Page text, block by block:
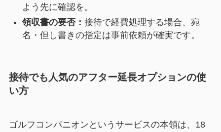
よう先に確認を。
領収書の要否： 接待で経費処理する場合、宛
名・但し書きの指定は事前依頼が確実です。
接待でも人気のアフター延長オプションの使
い方
ゴルフコンパニオンというサービスの本領は、18